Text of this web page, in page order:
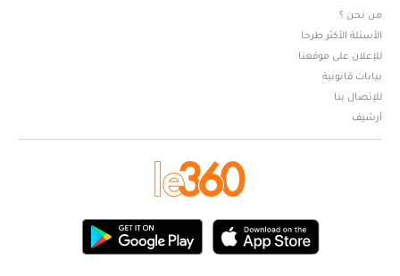
من نحن ؟
الأسئلة الأكثر طرحا
للإعلان على موقعنا
بيانات قانونية
للإتصال بنا
أرشيف